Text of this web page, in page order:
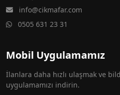
info@cikmafar.com
0505 631 23 31
Mobil Uygulamamız
İlanlara daha hızlı ulaşmak ve
uygulamamızı indirin.